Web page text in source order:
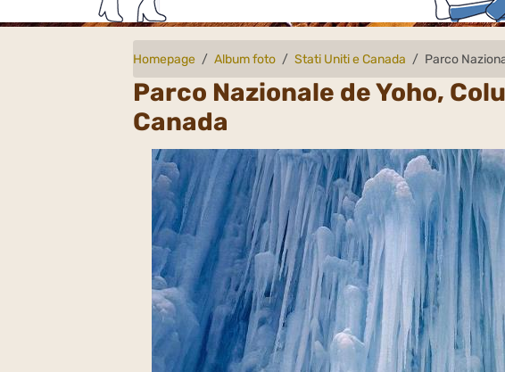
Homepage Album foto Stati Uniti e Canada Parco
Parco Nazionale de Yoho,
Canada